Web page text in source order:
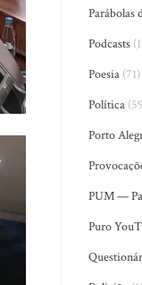
Parábolas
Podcasts
Poesia (71)
Política
Porto
PUM —
Puro